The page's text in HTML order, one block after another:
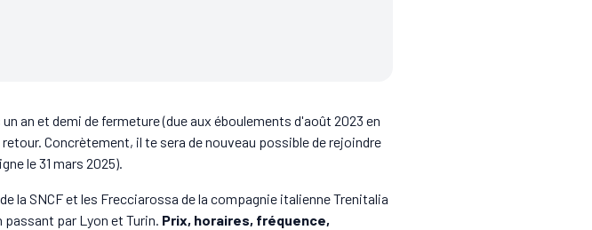
an et demi de fermeture (due aux éboulements d'août 2023 en
Concrètement, il te sera de nouveau possible de rejoindre
le 31 mars 2025).
la SNCF et les Frecciarossa de la compagnie italienne Trenitalia
passant par Lyon et Turin. Prix, horaires, fréquence,